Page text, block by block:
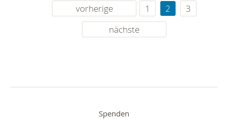
vorherige 1 2
3
nächste
Spenden